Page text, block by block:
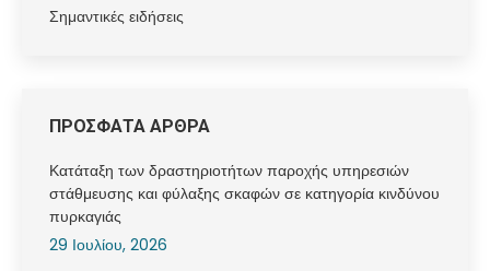
Σημαντικές ειδήσεις
ΠΡΟΣΦΑΤΑ ΑΡΘΡΑ
Κατάταξη των δραστηριοτήτων παροχής υπηρεσιών
στάθμευσης και φύλαξης σκαφών σε κατηγορία κινδύνου
πυρκαγιάς
29 Ιουλίου, 2026